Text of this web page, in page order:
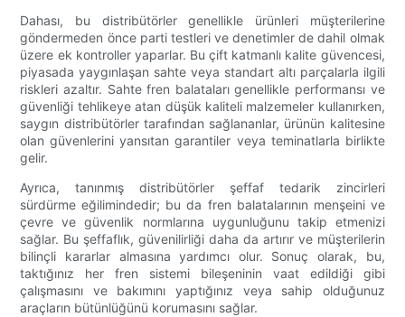
Dahası, bu distribütörler genellikle ürünleri müşterilerine
göndermeden önce parti testleri ve denetimler de dahil olmak
üzere ek kontroller yaparlar. Bu çift katmanlı kalite güvencesi,
piyasada yaygınlaşan sahte veya standart altı parçalarla ilgili
riskleri azaltır. Sahte fren balataları genellikle performansı ve
güvenliği tehlikeye atan düşük kaliteli malzemeler kullanırken,
saygın distribütörler tarafından sağlananlar, ürünün kalitesine
olan güvenlerini yansıtan garantiler veya teminatlarla birlikte
gelir.
Ayrıca, tanınmış distribütörler şeffaf tedarik zincirleri
sürdürme eğilimindedir; bu da fren balatalarının menşeini ve
çevre ve güvenlik normlarına uygunluğunu takip etmenizi
sağlar. Bu şeffaflık, güvenilirliği daha da artırır ve müşterilerin
bilinçli kararlar almasına yardımcı olur. Sonuç olarak, bu,
taktığınız her fren sistemi bileşeninin vaat edildiği gibi
çalışmasını ve bakımını yaptığınız veya sahip olduğunuz
araçların bütünlüğünü korumasını sağlar.